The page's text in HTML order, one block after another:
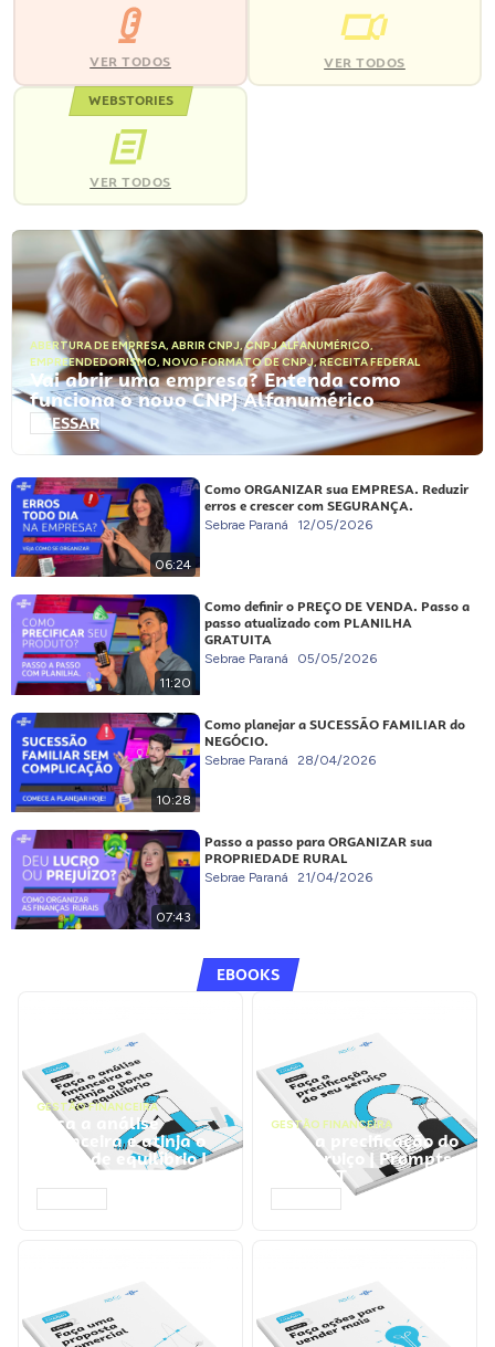
VER TODOS VER TODOS
WEBSTORIES
VER TODOS
ABERTURA DE EMPRESA, ABRIR CNPJ,CNPJ ALFANUMÉRICO,
EMPREENDEDORISMO, NOVO FORMATO DE CNPJ,RECEITA FEDERAL
Vai abrir uma empresa? Entenda como
funciona o novo CNPJ Alfanumérico
ACESSAR
06:24
Como ORGANIZAR sua EMPRESA. Reduzir
erros e crescer com SEGURANÇA.
Sebrae Paraná 12/05/2026
11:20
Como definir o PREÇO DE VENDA. Passo a
passo atualizado com PLANILHA
GRATUITA
Sebrae Paraná 05/05/2026
10:28
Como planejar a SUCESSÃO FAMILIAR do
NEGÓCIO.
Sebrae Paraná 28/04/2026
07:43
Passo a passo para ORGANIZAR sua
PROPRIEDADE RURAL
Sebrae Paraná 21/04/2026
EBOOKS
GESTÃO FINANCEIRA
Faça a análise
financeira e atinja o
ponto de equilíbrio |
Prompts ChatGPT
GESTÃO FINANCEIRA
Faça a precificação do
seu serviço | Prompts
ChatGPT